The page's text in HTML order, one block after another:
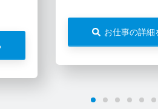
お仕事の詳細